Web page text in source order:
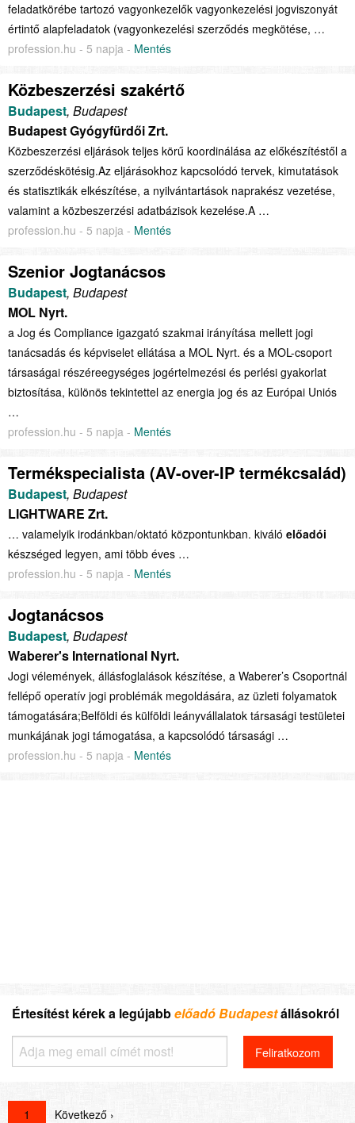
feladatkörébe tartozó vagyonkezelők vagyonkezelési jogviszonyát
értintő alapfeladatok (vagyonkezelési szerződés megkötése, …
profession.hu - 5 napja - Mentés
Közbeszerzési szakértő
Budapest, Budapest
Budapest Gyógyfürdői Zrt.
Közbeszerzési eljárások teljes körű koordinálása az előkészítéstől a
szerződéskötésig.Az eljárásokhoz kapcsolódó tervek, kimutatások
és statisztikák elkészítése, a nyilvántartások naprakész vezetése,
valamint a közbeszerzési adatbázisok kezelése.A …
profession.hu - 5 napja - Mentés
Szenior Jogtanácsos
Budapest, Budapest
MOL Nyrt.
a Jog és Compliance igazgató szakmai irányítása mellett jogi
tanácsadás és képviselet ellátása a MOL Nyrt. és a MOL-csoport
társaságai részéreegységes jogértelmezési és perlési gyakorlat
biztosítása, különös tekintettel az energia jog és az Európai Uniós
…
profession.hu - 5 napja - Mentés
Termékspecialista (AV-over-IP termékcsalád)
Budapest, Budapest
LIGHTWARE Zrt.
… valamelyik irodánkban/oktató központunkban. kiváló előadói
készséged legyen, ami több éves …
profession.hu - 5 napja - Mentés
Jogtanácsos
Budapest, Budapest
Waberer's International Nyrt.
Jogi vélemények, állásfoglalások készítése, a Waberer’s Csoportnál
fellépő operatív jogi problémák megoldására, az üzleti folyamatok
támogatására;Belföldi és külföldi leányvállalatok társasági testületei
munkájának jogi támogatása, a kapcsolódó társasági …
profession.hu - 5 napja - Mentés
Értesítést kérek a legújabbelőadó Budapestállásokról
1 Következő ›